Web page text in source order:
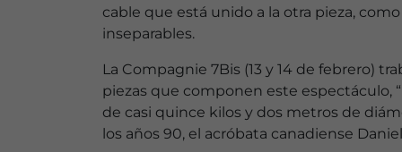
cable que está unido a la otra pieza,
inseparables.
La Compagnie 7Bis (13 y 14 de febrero)
piezas que componen este espectáculo,
de casi quince kilos y dos metros de
los años 90, el acróbata canadiense